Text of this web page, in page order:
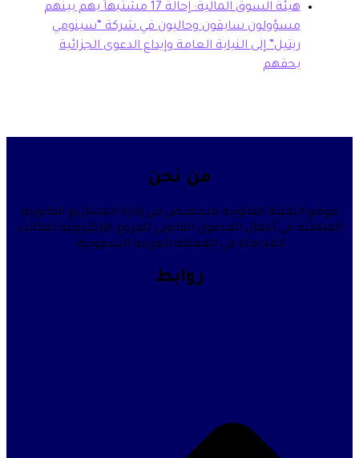
هيئة السوق المالية: إحالة 17 مشتبهاً بهم بينهم
سابقون وحاليون في شركة “سينومي
إلى النيابة العامة وإيداع الدعوى الجزائية
القانونية متخصص في إدارة المشاريع القانونية
أعمال المحتوى القانوني للفروع الإلكترونية لمكاتب
المحاماة في المملكة العربية السعودية.